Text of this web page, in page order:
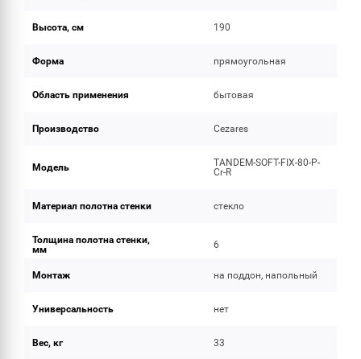
Высота, см 190
Форма прямоугольная
Область применения бытовая
Производство Cezares
Модель
TANDEM-SOFT-FIX-80-P-
Cr-R
Материал полотна стенки стекло
Толщина полотна стенки,
мм
6
Монтаж на поддон, напольный
Универсальность нет
Вес, кг 33